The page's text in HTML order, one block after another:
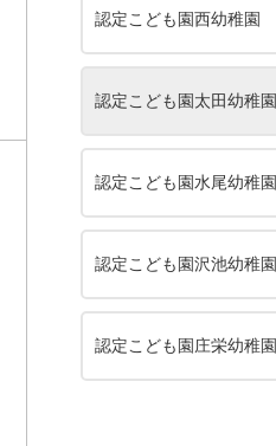
認定こども園西幼稚園
認定こども園太田幼稚園
認定こども園水尾幼稚園
認定こども園沢池幼稚園
認定こども園庄栄幼稚園